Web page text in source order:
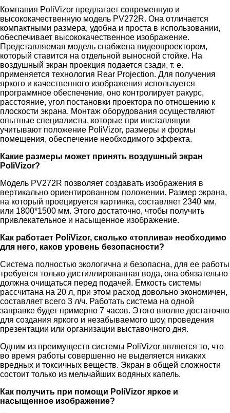
Компания PoliVizor предлагает современную и
высококачественную модель PV272R. Она отличается
компактными размера, удобна и проста в использовании,
обеспечивает высококачественное изображение.
Представляемая модель снабжена видеопроектором,
который ставится на отдельной выносной стойке. На
воздушный экран проекция подается сзади, т. е.
применяется технология Rear Projection. Для получения
яркого и качественного изображения используется
программное обеспечение, оно контролирует ракурс,
расстояние, угол постановки проектора по отношению к
плоскости экрана. Монтаж оборудования осуществляют
опытные специалисты, которые при инсталляции
учитывают положение PoliVizor, размеры и формы
помещения, обеспечение необходимого эффекта.
Какие размеры может принять воздушный экран
PoliVizor?
Модель PV272R позволяет создавать изображения в
вертикально ориентированном положении. Размер экрана,
на который проецируется картинка, составляет 2340 мм,
или 1800*1500 мм. Этого достаточно, чтобы получить
привлекательное и насыщенное изображение.
Как работает PoliVizor, сколько «топлива» необходимо
для него, каков уровень безопасности?
Система полностью экологична и безопасна, для ее работы
требуется только дистиллированная вода, она обязательно
должна очищаться перед подачей. Емкость системы
рассчитана на 20 л, при этом расход довольно экономичен,
составляет всего 3 л/ч. Работать система на одной
заправке будет примерно 7 часов. Этого вполне достаточно
для создания яркого и незабываемого шоу, проведения
презентации или организации выставочного дня.
Одним из преимуществ системы PoliVizor является то, что
во время работы совершенно не выделяется никаких
вредных и токсичных веществ. Экран в общей сложности
состоит только из мельчайших водяных капель.
Как получить при помощи PoliVizor яркое и
насыщенное изображение?